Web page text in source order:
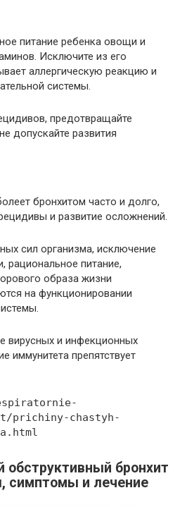
питание ребенка овощи и
Исключите из его
аллергическую реакцию и
системы.
предотвращайте
допускайте развития
бронхитом часто и долго,
и развитие осложнений.
сил организма, исключение
рациональное питание,
образа жизни
на функционировании
вирусных и инфекционных
иммунитета препятствует
prichiny-chastyh-
бронхит
симптомы и лечение